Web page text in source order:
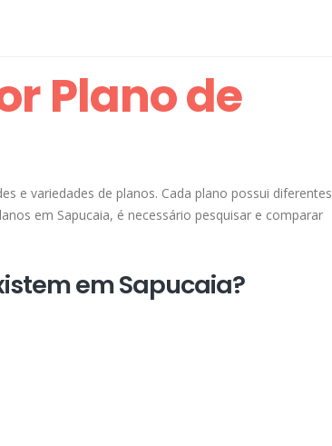
Plano de
e variedades de planos. Cada plano possui diferentes
em Sapucaia, é necessário pesquisar e comparar
em Sapucaia?